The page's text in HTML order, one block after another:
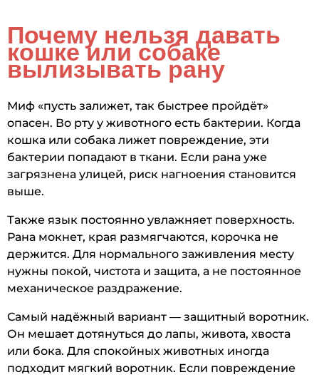
Почему нельзя давать
кошке или собаке
вылизывать рану
Миф «пусть залижет, так быстрее пройдёт»
опасен. Во рту у животного есть бактерии. Когда
кошка или собака лижет повреждение, эти
бактерии попадают в ткани. Если рана уже
загрязнена улицей, риск нагноения становится
выше.
Также язык постоянно увлажняет поверхность.
Рана мокнет, края размягчаются, корочка не
держится. Для нормального заживления месту
нужны покой, чистота и защита, а не постоянное
механическое раздражение.
Самый надёжный вариант — защитный воротник.
Он мешает дотянуться до лапы, живота, хвоста
или бока. Для спокойных животных иногда
подходит мягкий воротник. Если повреждение